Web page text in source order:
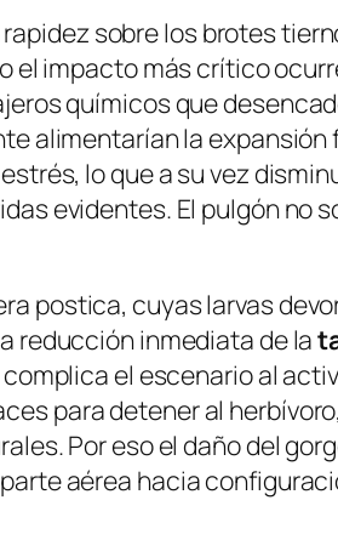
sobre los brotes
impacto más crítico
químicos que
alimentarían la
lo que a su vez
evidentes. El pulgón no
postica, cuyas larvas
reducción inmediata de la
el escenario al
para detener al
Por eso el daño del
aérea hacia